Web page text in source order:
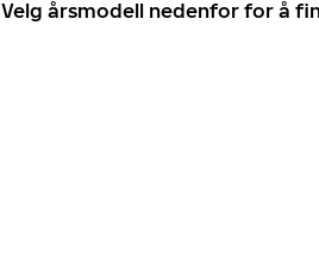
Velg årsmodell nedenfor for å